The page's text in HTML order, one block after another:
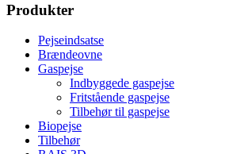
Produkter
Pejseindsatse
Brændeovne
Gaspejse
Indbyggede gaspejse
Fritstående gaspejse
Tilbehør til gaspejse
Biopejse
Tilbehør